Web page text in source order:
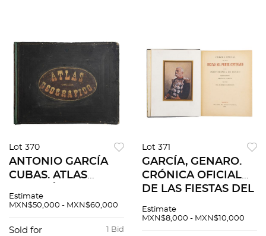
Lot 370
ANTONIO GARCÍA
CUBAS. ATLAS
ESTADÍSTICO DE
UNIDOS
Estimate
MXN$50,000 - MXN$60,000
1 Bid
Sold for
Lot 371
GARCÍA, GENARO.
CRÓNICA OFICIAL
DE LAS FIESTAS DEL
CENTENARIO DE LA
Estimate
MXN$8,000 - MXN$10,000